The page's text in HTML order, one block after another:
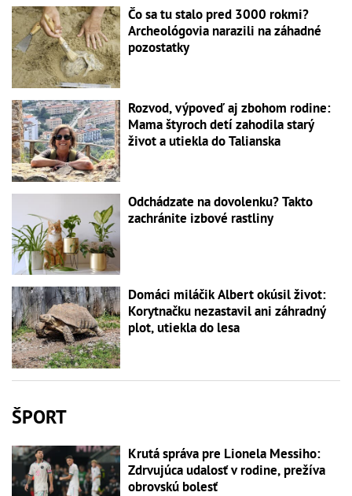
Čo sa tu stalo pred 3000 rokmi?
Archeológovia narazili na záhadné
pozostatky
Rozvod, výpoveď aj zbohom rodine:
Mama štyroch detí zahodila starý
život a utiekla do Talianska
Odchádzate na dovolenku? Takto
zachránite izbové rastliny
Domáci miláčik Albert okúsil život:
Korytnačku nezastavil ani záhradný
plot, utiekla do lesa
ŠPORT
Krutá správa pre Lionela Messiho:
Zdrvujúca udalosť v rodine, prežíva
obrovskú bolesť